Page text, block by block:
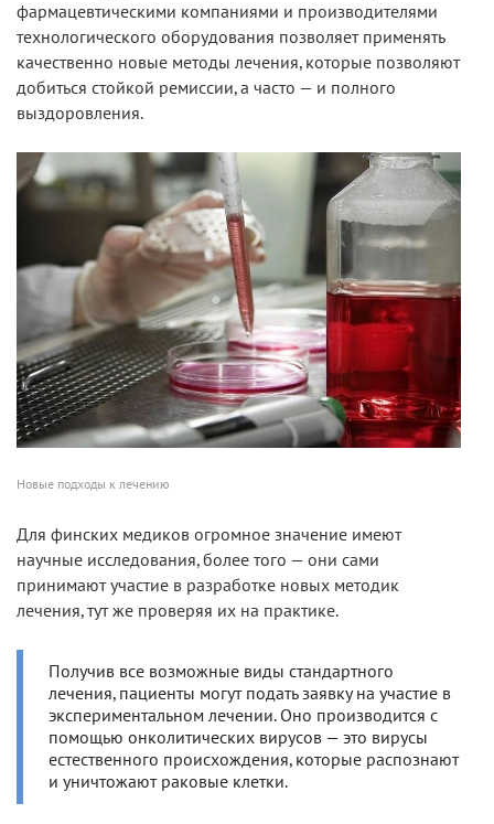
фармацевтическими компаниями и производителями
технологического оборудования позволяет применять
качественно новые методы лечения, которые позволяют
добиться стойкой ремиссии, а часто — и полного
выздоровления.
Новые подходы к лечению
Для финских медиков огромное значение имеют
научные исследования, более того — они сами
принимают участие в разработке новых методик
лечения, тут же проверяя их на практике.
Получив все возможные виды стандартного
лечения, пациенты могут подать заявку на участие в
экспериментальном лечении. Оно производится с
помощью онколитических вирусов — это вирусы
естественного происхождения, которые распознают
и уничтожают раковые клетки.